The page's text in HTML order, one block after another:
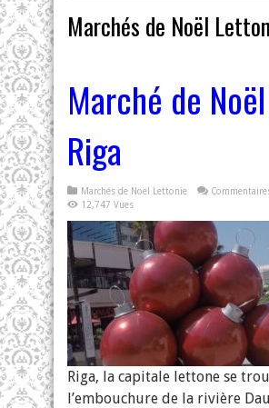
Marchés de Noël
Marché de
Riga
Marchés de Noël Lettonie
12,747 Vues
Riga, la capitale lettone se
l’embouchure de la rivière